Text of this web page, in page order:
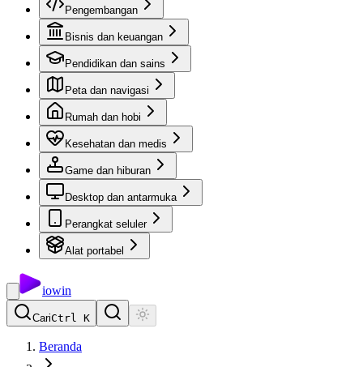
Pengembangan
Bisnis dan keuangan
Pendidikan dan sains
Peta dan navigasi
Rumah dan hobi
Kesehatan dan medis
Game dan hiburan
Desktop dan antarmuka
Perangkat seluler
Alat portabel
iowin
CariCtrl K
Beranda